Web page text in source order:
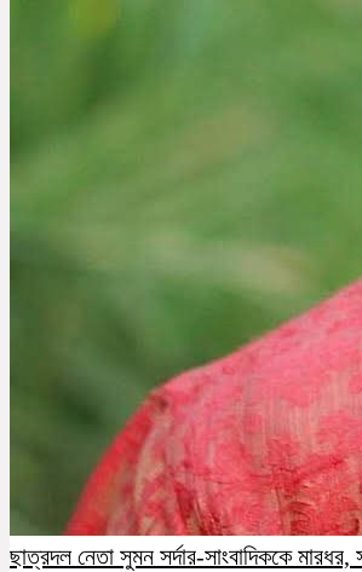
ছাত্রদল নেতা সুমন সর্দার-সাংবাদিককে মারধর,